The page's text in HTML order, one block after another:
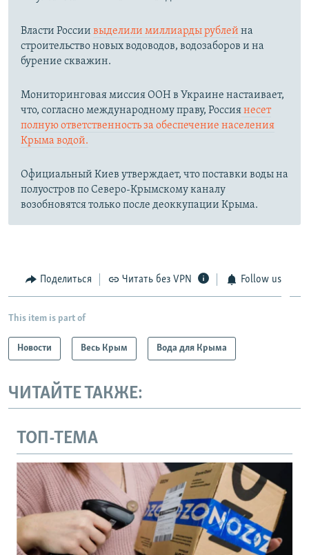
Власти России выделили миллиарды рублей на
строительство новых водоводов, водозаборов и на
бурение скважин.
Мониторинговая миссия ООН в Украине настаивает,
что, согласно международному праву, Россиянесет
полную ответственность за обеспечение населения
Крыма водой.
Официальный Киев утверждает, что поставки воды на
полуостров по Северо-Крымскому каналу
возобновятся только после деоккупации Крыма.
Поделиться Читать без VPN Follow us
This item is part of
Новости Весь Крым Вода для Крыма
ЧИТАЙТЕ ТАКЖЕ:
ТОП-ТЕМА